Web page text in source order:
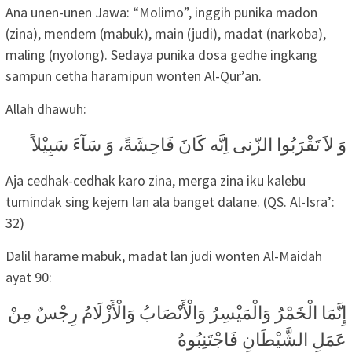
Ana unen-unen Jawa: “Molimo”, inggih punika madon
(zina), mendem (mabuk), main (judi), madat (narkoba),
maling (nyolong). Sedaya punika dosa gedhe ingkang
sampun cetha haramipun wonten Al-Qur’an.
Allah dhawuh:
وَ لاَ تَقْرَبُوا الزّنى اِنَّه كَانَ فَاحِشَةً، وَ سَآءَ سَبِيْلاً
Aja cedhak-cedhak karo zina, merga zina iku kalebu
tumindak sing kejem lan ala banget dalane. (QS. Al-Isra’:
32)
Dalil harame mabuk, madat lan judi wonten Al-Maidah
ayat 90:
إِنَّمَا الْخَمْرُ وَالْمَيْسِرُ وَالْأَنْصَابُ وَالْأَزْلَامُ رِجْسٌ مِنْ
عَمَلِ الشَّيْطَانِ فَاجْتَنِبُوهُ